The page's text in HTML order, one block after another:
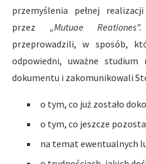
przemyślenia pełnej
przez „Mutuae Reationes”.
przeprowadzili, w sposób,
odpowiedni, uważne studium
dokumentu i zakomunikowali
o tym, co już zostało
o tym, co jeszcze
na temat ewentualnych